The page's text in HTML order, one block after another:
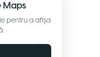
Maps
pentru a afișa